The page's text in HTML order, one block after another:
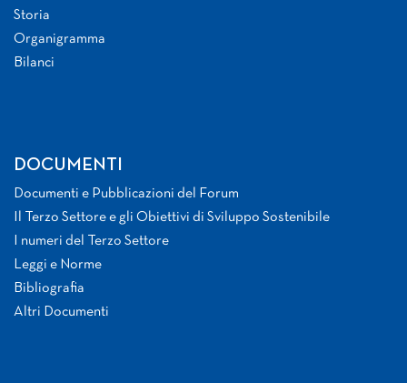
Storia
Organigramma
Bilanci
DOCUMENTI
Documenti e Pubblicazioni del Forum
Il Terzo Settore e gli Obiettivi di Sviluppo Sostenibile
I numeri del Terzo Settore
Leggi e Norme
Bibliografia
Altri Documenti